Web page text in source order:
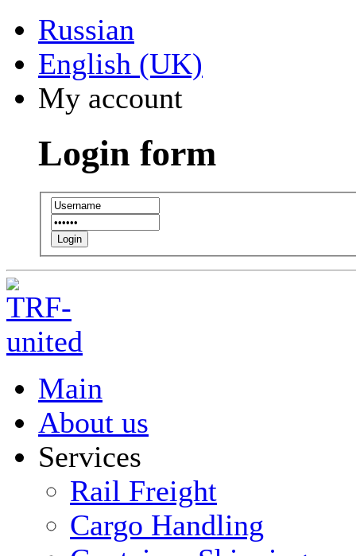
Russian
English (UK)
My account
Login form
Login
Main
About us
Services
Rail Freight
Cargo Handling